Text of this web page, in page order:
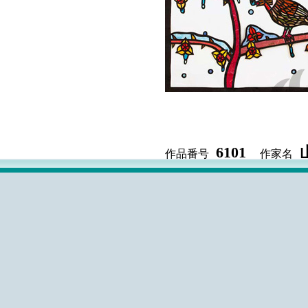
作品番号 6101 作家名